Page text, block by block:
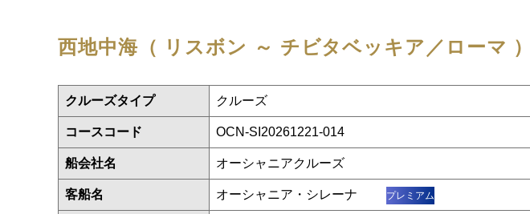
西地中海（ リスボン ～ チビタベッキア／ローマ ）
クルーズタイプ クルーズ
コースコード OCN-SI20261221-014
船会社名 オーシャニアクルーズ
客船名 オーシャニア・シレーナ プレミアム